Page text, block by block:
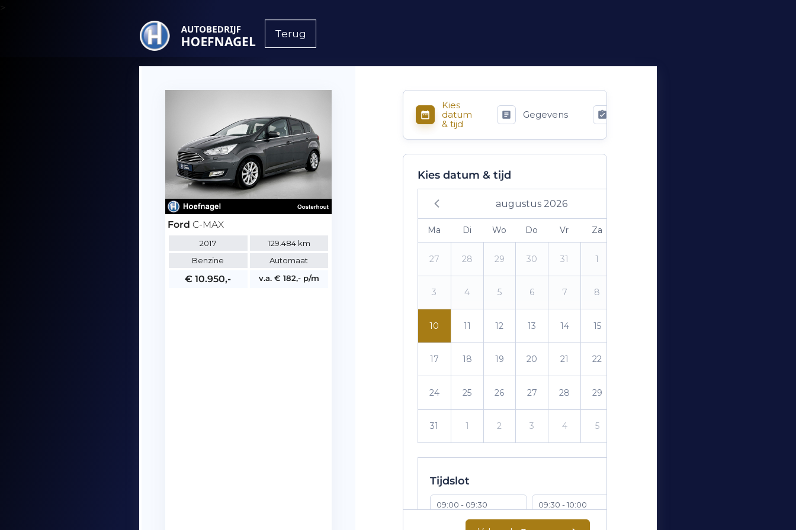
>
Terug
FordC-MAX
2017
129.484 km
Benzine
Automaat
€ 10.950,- v.a. € 182,- p/m
Kies
datum
& tijd
Gegevens
Kies datum & tijd
augustus 2026
Ma Di Wo Do Vr Za
27 28 29 30 31 1
3 4 5 6 7 8
10 11 12 13 14 15
17 18 19 20 21 22
24 25 26 27 28 29
31 1 2 3 4 5
Tijdslot
09:00 - 09:30 09:30 - 10:00